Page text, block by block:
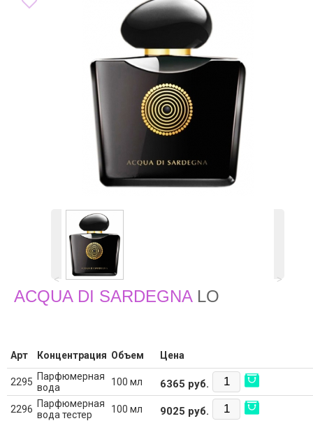
˂ ˃
ACQUA DI SARDEGNA LO
Арт Концентрация Объем Цена
2295 Парфюмерная
вода
100 мл 6365 руб.
2296 Парфюмерная
вода тестер
100 мл 9025 руб.